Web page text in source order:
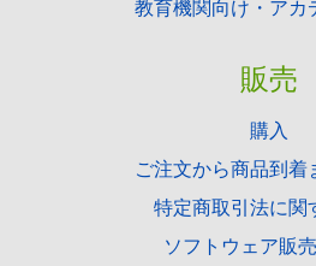
教育機関向け・アカ
販売
購入
ご注文から商品到着
特定商取引法に関
ソフトウェア販